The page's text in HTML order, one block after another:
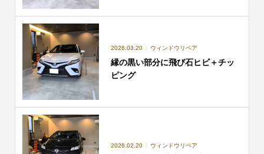
2026.03.20 ウィンドウリペア
縁の黒い部分に飛び石ヒビ＋チッ
ピング
2026.02.20 ウィンドウリペア